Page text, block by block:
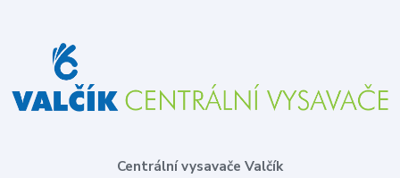
Centrální vysavače Valčík